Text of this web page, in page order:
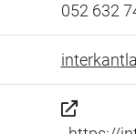
052 632